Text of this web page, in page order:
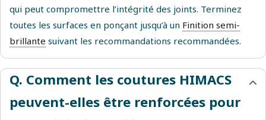
qui peut compromettre l’intégrité des joints. Terminez
toutes les surfaces en ponçant jusqu’à un Finition semi-
brillante suivant les recommandations recommandées.
Q. Comment les coutures HIMACS
peuvent-elles être renforcées pour